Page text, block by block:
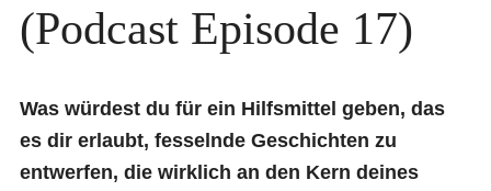
(Podcast Episode 17)
Was würdest du für ein Hilfsmittel geben, das
es dir erlaubt, fesselnde Geschichten zu
entwerfen, die wirklich an den Kern deines